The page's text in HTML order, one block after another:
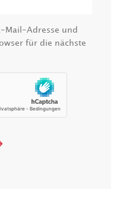
Mail-Adresse und
für die nächste